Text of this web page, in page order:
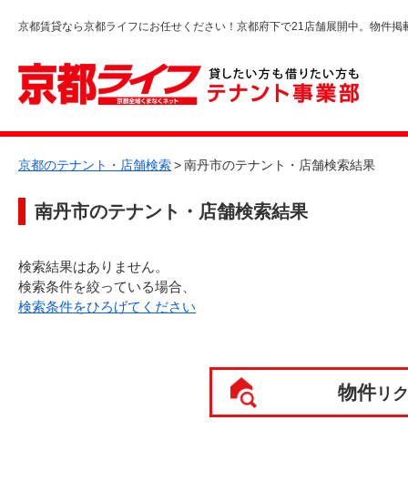
京都賃貸なら京都ライフにお任せください！京都府下で21店舗展開中。物件掲
京都のテナント・店舗検索>南丹市のテナント・店舗検索結果
南丹市のテナント・店舗検索結果
検索結果はありません。
検索条件を絞っている場合、
検索条件をひろげてください
物件リ